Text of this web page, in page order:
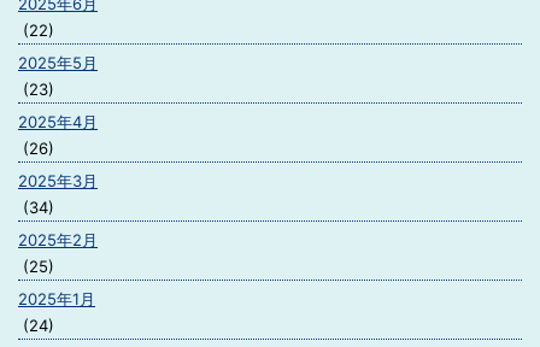
(22)
2025年5月
(23)
2025年4月
(26)
2025年3月
(34)
2025年2月
(25)
2025年1月
(24)